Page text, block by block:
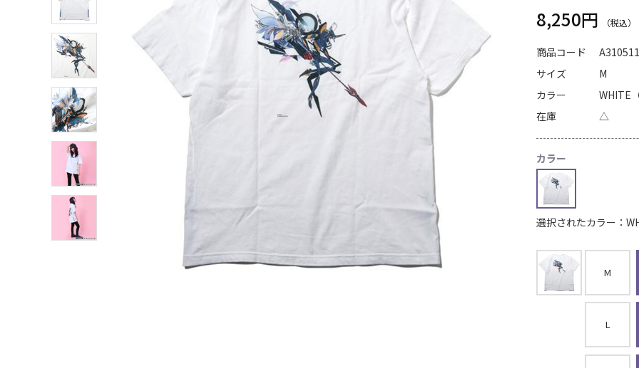
8,250円
商品コード
サイズ
M
カラー
WHITE
在庫
△
カラー
選択されたカラー：
M
L